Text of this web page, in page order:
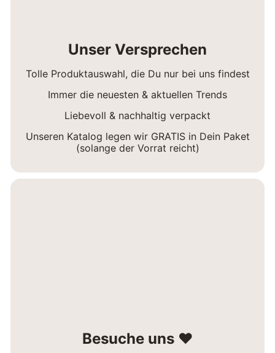
Unser Versprechen
Tolle Produktauswahl, die Du nur bei uns findest
Immer die neuesten & aktuellen Trends
Liebevoll & nachhaltig verpackt
Unseren Katalog legen wir GRATIS in Dein Paket
(solange der Vorrat reicht)
Besuche uns ❤